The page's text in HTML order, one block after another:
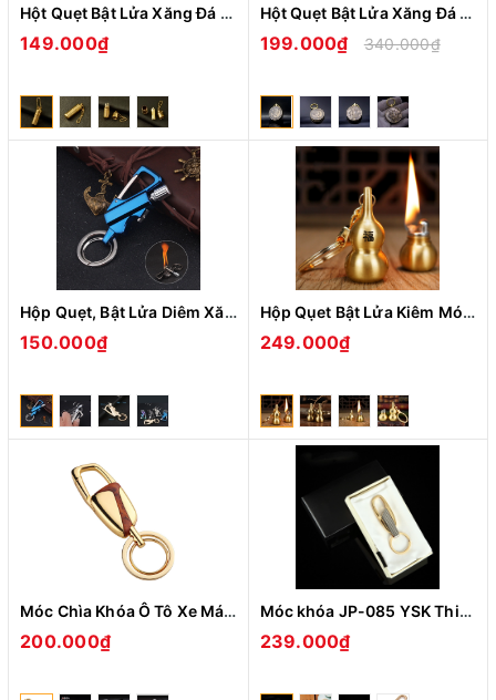
Hột Quẹt Bật Lửa Xăng Đá Kiêm Móc Khóa Dolphin HY-621 Thiết Kế Độc Lạ Nhỏ Gọn - Dùng Xăng Bấc Đá Cao Cấp
149.000₫
Hột Quẹt Bật Lửa Xăng Đá Kiêm Móc Khóa Zorro Z623 Thiết Kế Độc Lạ - Dùng Xăng Bấc Đá Cao Cấp
199.000₫ 340.000₫
Hộp Quẹt, Bật Lửa Diêm Xăng Kiêm Móc Khóa BCK2-666 (Màu Ngẫu Nhiên)
150.000₫
Hộp Qụet Bật Lửa Kiêm Móc Khóa Chief CF202 Thiết Kế Hình Qủa Hồ Lô Đẹp Độc Lạ - Dùng Xăng Bấc Đá Cao Cấp
249.000₫
Móc Chìa Khóa Ô Tô Xe Máy Cao Cấp Gài Thắt Lưng Tiện Lợi Jobon ZB-190 Nhỏ Gọn
200.000₫
Móc khóa JP-085 YSK Thiết Kế Mới Đẹp Độc Lạ Móc Chìa Khóa Ô Tô Xe Máy Cao Cấp Gài Thắt Lưng Tiện Lợi
239.000₫